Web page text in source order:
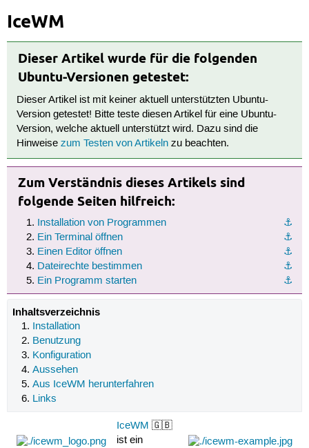
IceWM
Dieser Artikel wurde für die folgenden
Ubuntu-Versionen getestet:
Dieser Artikel ist mit keiner aktuell unterstützten Ubuntu-
Version getestet! Bitte teste diesen Artikel für eine Ubuntu-
Version, welche aktuell unterstützt wird. Dazu sind die
Hinweisezum Testen von Artikeln zu beachten.
Zum Verständnis dieses Artikels sind
folgende Seiten hilfreich:
⚓︎
Installation von Programmen
⚓︎
Ein Terminal öffnen
⚓︎
Einen Editor öffnen
⚓︎
Dateirechte bestimmen
⚓︎
Ein Programm starten
Inhaltsverzeichnis
Installation
Benutzung
Konfiguration
Aussehen
Aus IceWM herunterfahren
Links
IceWM 🇬🇧
ist ein